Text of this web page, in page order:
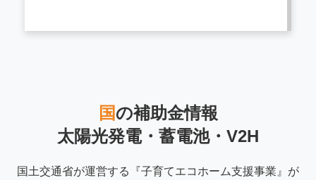
国の補助金情報
太陽光発電・蓄電池・V2H
国土交通省が運営する『子育てエコホーム支援事業』が